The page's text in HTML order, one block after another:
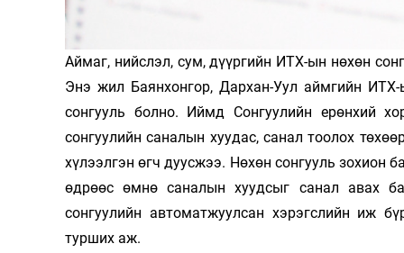
Аймаг, нийслэл, сум, дүүргийн ИТХ-ын нөхөн
Энэ жил Баянхонгор, Дархан-Уул аймгийн
сонгууль болно. Иймд Сонгуулийн ерөнхий
сонгуулийн саналын хуудас, санал тоолох
хүлээлгэн өгч дуусжээ. Нөхөн сонгууль зохион
өдрөөс өмнө саналын хуудсыг санал авах
сонгуулийн автоматжуулсан хэрэгслийн иж
турших аж.